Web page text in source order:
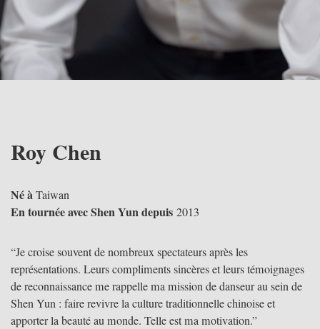
Roy Chen
Né àTaiwan
En tournée avec Shen Yun depuis 2013
“Je croise souvent de nombreux spectateurs après les
représentations. Leurs compliments sincères et leurs témoignages
de reconnaissance me rappelle ma mission de danseur au sein de
Shen Yun : faire revivre la culture traditionnelle chinoise et
apporter la beauté au monde. Telle est ma motivation.”